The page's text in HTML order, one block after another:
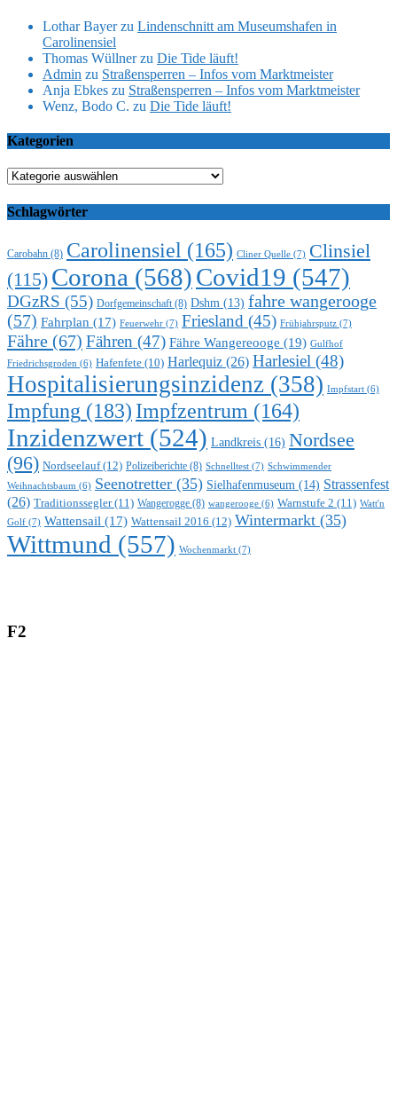
Lothar Bayerzu Lindenschnitt am Museumshafen in
Carolinensiel
Thomas Wüllnerzu Die Tide läuft!
Admin zu Straßensperren – Infos vom Marktmeister
Anja Ebkes zu Straßensperren – Infos vom Marktmeister
Wenz, Bodo C. zu Die Tide läuft!
Kategorien
Kategorien
Schlagwörter
Carobahn (8) Carolinensiel (165) Cliner Quelle (7) Clinsiel
(115) Corona (568)Covid19 (547)
DGzRS (55) Dorfgemeinschaft(8) Dshm (13) fahre wangerooge
(57) Fahrplan (17) Feuerwehr (7) Friesland (45) Frühjahrsputz (7)
Fähre (67) Fähren (47) Fähre Wangereooge (19) Gulfhof
Friedrichsgroden (6) Hafenfete (10) Harlequiz (26) Harlesiel (48)
Hospitalisierungsinzidenz (358) Impfstart (6)
Impfung (183) Impfzentrum (164)
Inzidenzwert (524) Landkreis (16) Nordsee
(96) Nordseelauf(12) Polizeiberichte (8) Schnelltest (7) Schwimmender
Weihnachtsbaum (6) Seenotretter (35) Sielhafenmuseum (14) Strassenfest
(26) Traditionssegler(11) Wangerogge (8) wangerooge (6) Warnstufe 2 (11) Watt'n
Golf (7) Wattensail (17) Wattensail 2016 (12) Wintermarkt (35)
Wittmund (557) Wochenmarkt (7)
F2